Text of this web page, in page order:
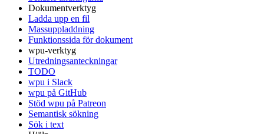
Dokumentverktyg
Ladda upp en fil
Massuppladdning
Funktionssida för dokument
wpu-verktyg
Utredningsanteckningar
TODO
wpu i Slack
wpu på GitHub
Stöd wpu på Patreon
Semantisk sökning
Sök i text